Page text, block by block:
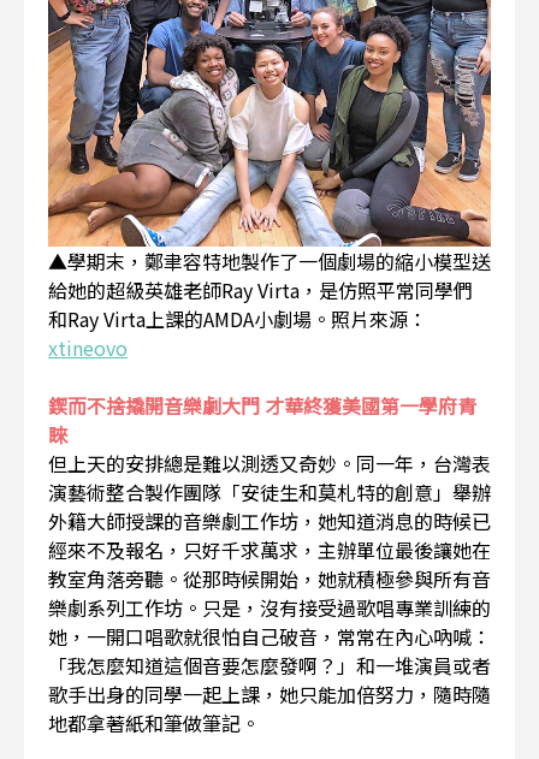
▲學期末，鄭聿容特地製作了一個劇場的縮小模型送
給她的超級英雄老師Ray Virta，是仿照平常同學們
和Ray Virta上課的AMDA小劇場。照片來源：
xtineovo
鍥而不捨撬開音樂劇大門 才華終獲美國第一學府青
睞
但上天的安排總是難以測透又奇妙。同一年，台灣表
演藝術整合製作團隊「安徒生和莫札特的創意」舉辦
外籍大師授課的音樂劇工作坊，她知道消息的時候已
經來不及報名，只好千求萬求，主辦單位最後讓她在
教室角落旁聽。從那時候開始，她就積極參與所有音
樂劇系列工作坊。只是，沒有接受過歌唱專業訓練的
她，一開口唱歌就很怕自己破音，常常在內心吶喊：
「我怎麼知道這個音要怎麼發啊？」和一堆演員或者
歌手出身的同學一起上課，她只能加倍努力，隨時隨
地都拿著紙和筆做筆記。